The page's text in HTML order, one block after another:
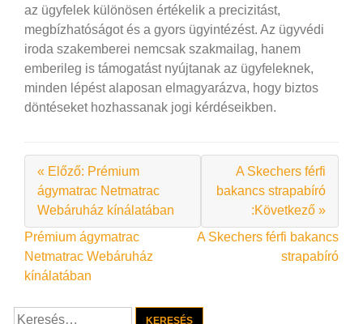
az ügyfelek különösen értékelik a precizitást,
megbízhatóságot és a gyors ügyintézést. Az ügyvédi
iroda szakemberei nemcsak szakmailag, hanem
emberileg is támogatást nyújtanak az ügyfeleknek,
minden lépést alaposan elmagyarázva, hogy biztos
döntéseket hozhassanak jogi kérdéseikben.
« Előző: Prémium
ágymatrac Netmatrac
Webáruház kínálatában
A Skechers férfi
bakancs strapabíró
:Következő »
Bejegyzés
navigáció
Prémium ágymatrac
Netmatrac Webáruház
kínálatában
A Skechers férfi bakancs
strapabíró
Keresés: